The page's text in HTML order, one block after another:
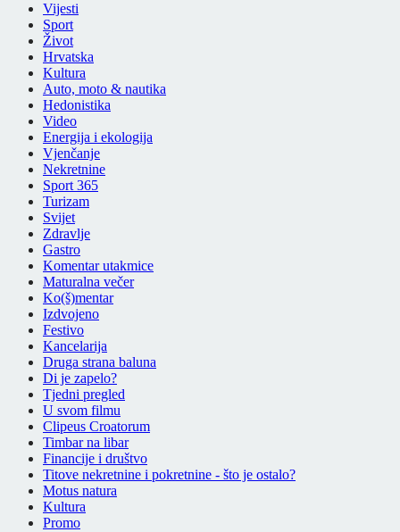
Vijesti
Sport
Život
Hrvatska
Kultura
Auto, moto & nautika
Hedonistika
Video
Energija i ekologija
Vjenčanje
Nekretnine
Sport 365
Turizam
Svijet
Zdravlje
Gastro
Komentar utakmice
Maturalna večer
Ko(š)mentar
Izdvojeno
Festivo
Kancelarija
Druga strana baluna
Di je zapelo?
Tjedni pregled
U svom filmu
Clipeus Croatorum
Timbar na libar
Financije i društvo
Titove nekretnine i pokretnine - što je ostalo?
Motus natura
Kultura
Promo